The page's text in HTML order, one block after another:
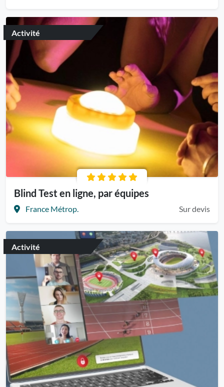
Activité
Blind Test en ligne, par équipes
France Métrop. Sur devis
Activité